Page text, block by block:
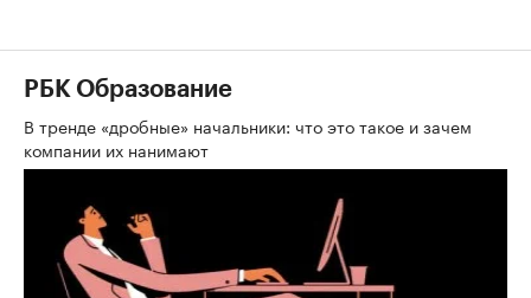
РБК Образование
В тренде «дробные» начальники: что это такое и зачем
компании их нанимают